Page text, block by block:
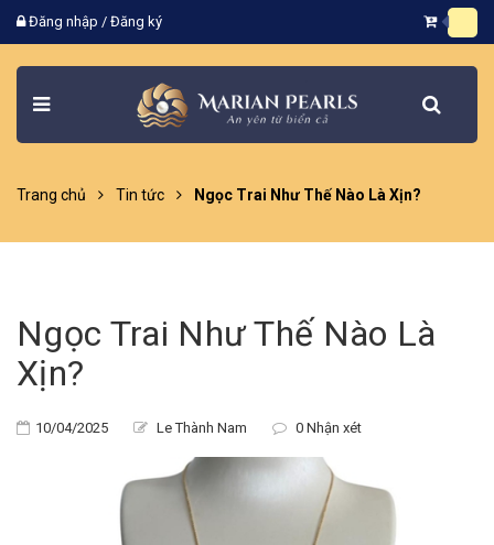
Đăng nhập / Đăng ký
Trang chủ Tin tức Ngọc Trai Như Thế Nào Là Xịn?
Ngọc Trai Như Thế Nào Là
Xịn?
10/04/2025 Le Thành Nam 0 Nhận xét